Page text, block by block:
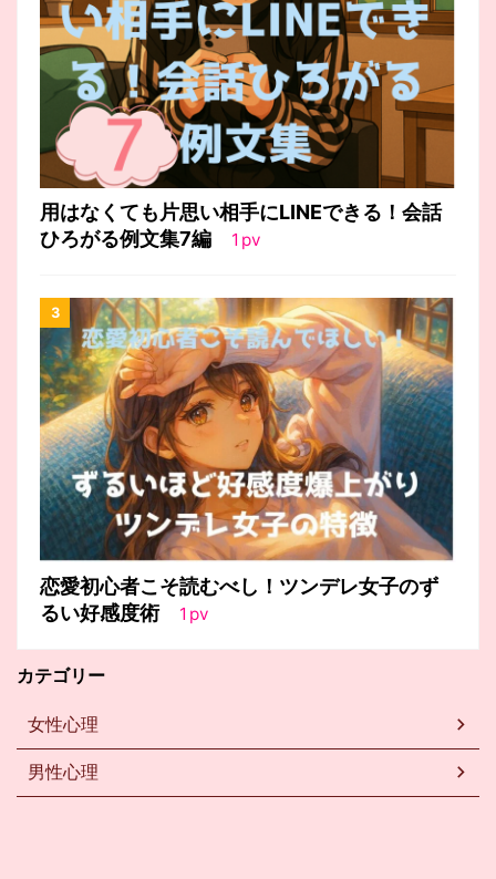
用はなくても片思い相手にLINEできる！会話
ひろがる例文集7編
1 pv
恋愛初心者こそ読むべし！ツンデレ女子のず
るい好感度術
1 pv
カテゴリー
女性心理
男性心理